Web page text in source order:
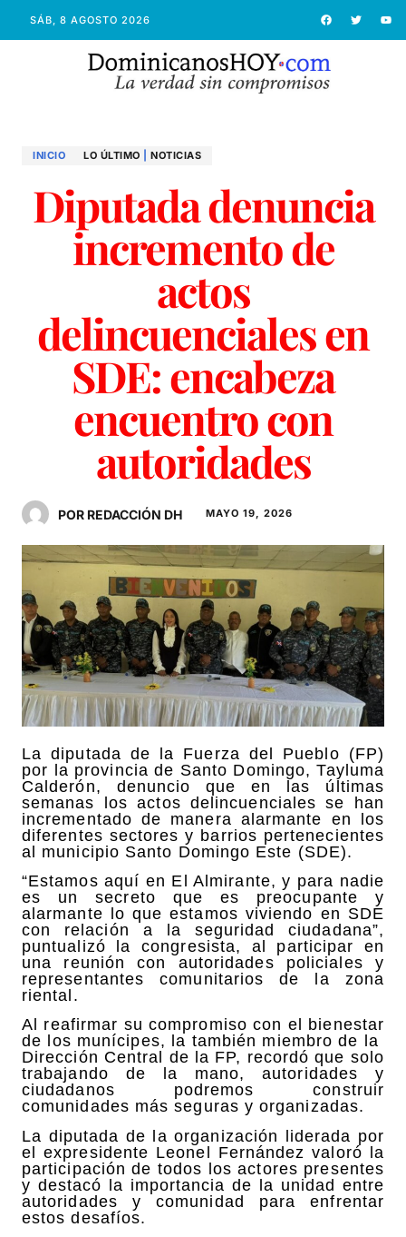
SÁB, 8 AGOSTO 2026
INICIO LO ÚLTIMO NOTICIAS
Diputada denuncia
incremento de
actos
delincuenciales en
SDE: encabeza
encuentro con
autoridades
POR REDACCIÓN DH MAYO 19, 2026
La diputada de la Fuerza del Pueblo (FP)
por la provincia de Santo Domingo, Tayluma
Calderón, denuncio que en las últimas
semanas los actos delincuenciales se han
incrementado de manera alarmante en los
diferentes sectores y barrios pertenecientes
al municipio Santo Domingo Este (SDE).
“Estamos aquí en El Almirante, y para nadie
es un secreto que es preocupante y
alarmante lo que estamos viviendo en SDE
con relación a la seguridad ciudadana”,
puntualizó la congresista, al participar en
una reunión con autoridades policiales y
representantes comunitarios de la zona
riental.
Al reafirmar su compromiso con el bienestar
de los munícipes, la también miembro de la
Dirección Central de la FP, recordó que solo
trabajando de la mano, autoridades y
ciudadanos podremos construir
comunidades más seguras y organizadas.
La diputada de la organización liderada por
el expresidente Leonel Fernández valoró la
participación de todos los actores presentes
y destacó la importancia de la unidad entre
autoridades y comunidad para enfrentar
estos desafíos.